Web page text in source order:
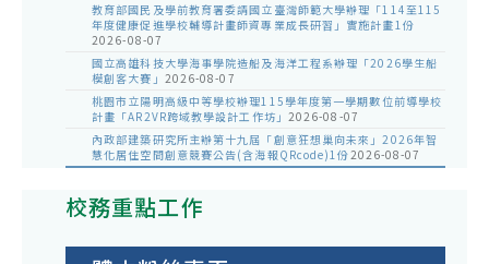
教育部國民及學前教育署委請國立臺灣師範大學辦理「114至115
年度健康促進學校輔導計畫師資專業成長研習」實施計畫1份
2026-08-07
國立高雄科技大學海事學院造船及海洋工程系辦理「2026學生船
模創客大賽」 2026-08-07
桃園市立陽明高級中等學校辦理115學年度第一學期數位前導學校
計畫「AR2VR跨域教學設計工作坊」 2026-08-07
內政部建築研究所主辦第十九屆「創意狂想巢向未來」2026年智
慧化居住空間創意競賽公告(含海報QRcode)1份2026-08-07
校務重點工作